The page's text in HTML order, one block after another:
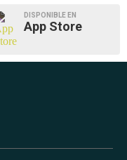
DISPONIBLE EN
App Store